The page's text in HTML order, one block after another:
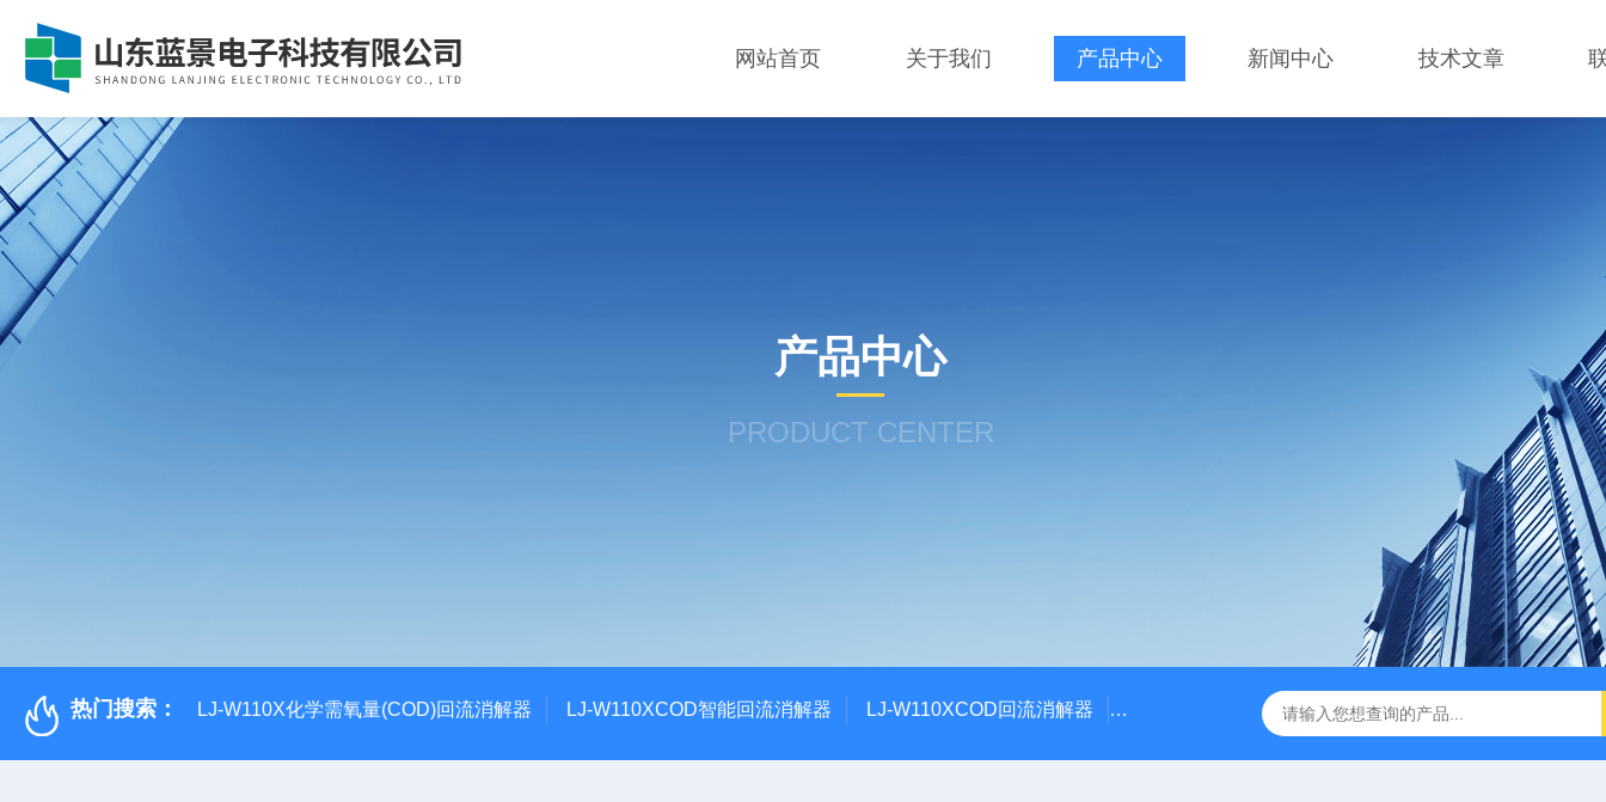
网站首页 关于我们 产品中心 新闻中心 技术文章
产品中心
PRODUCT CENTER
热门搜索： LJ-W110X化学需氧量(COD)回流消解器 LJ-W110XCOD智能回流消解器 LJ-W110XCOD回流消解器 LJ-W110X标准COD消解器 LJ-W110XCOD消解器